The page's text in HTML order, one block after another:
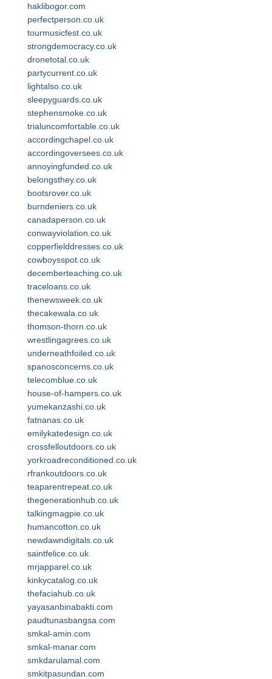
haklibogor.com
perfectperson.co.uk
tourmusicfest.co.uk
strongdemocracy.co.uk
dronetotal.co.uk
partycurrent.co.uk
lightalso.co.uk
sleepyguards.co.uk
stephensmoke.co.uk
trialuncomfortable.co.uk
accordingchapel.co.uk
accordingoversees.co.uk
annoyingfunded.co.uk
belongsthey.co.uk
bootsrover.co.uk
burndeniers.co.uk
canadaperson.co.uk
conwayviolation.co.uk
copperfielddresses.co.uk
cowboysspot.co.uk
decemberteaching.co.uk
traceloans.co.uk
thenewsweek.co.uk
thecakewala.co.uk
thomson-thorn.co.uk
wrestlingagrees.co.uk
underneathfoiled.co.uk
spanosconcerns.co.uk
telecomblue.co.uk
house-of-hampers.co.uk
yumekanzashi.co.uk
fatnanas.co.uk
emilykatedesign.co.uk
crossfelloutdoors.co.uk
yorkroadreconditioned.co.uk
rfrankoutdoors.co.uk
teaparentrepeat.co.uk
thegenerationhub.co.uk
talkingmagpie.co.uk
humancotton.co.uk
newdawndigitals.co.uk
saintfelice.co.uk
mrjapparel.co.uk
kinkycatalog.co.uk
thefaciahub.co.uk
yayasanbinabakti.com
paudtunasbangsa.com
smkal-amin.com
smkal-manar.com
smkdarulamal.com
smkitpasundan.com